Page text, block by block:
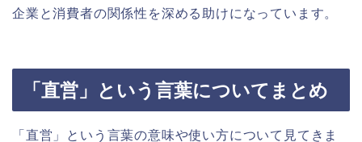
企業と消費者の関係性を深める助けになっています。
「直営」という言葉についてまとめ
「直営」という言葉の意味や使い方について見てきま